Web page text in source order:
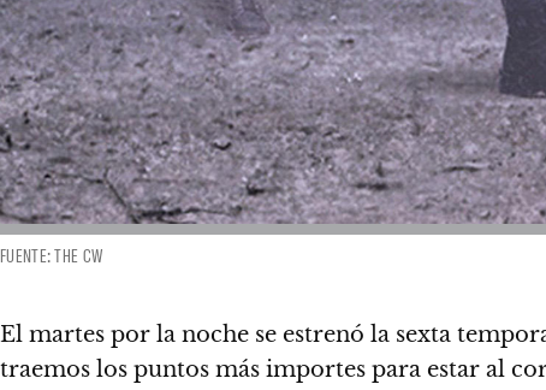
FUENTE: THE CW
El martes por la noche se estrenó la sexta
traemos los puntos más importes para estar al